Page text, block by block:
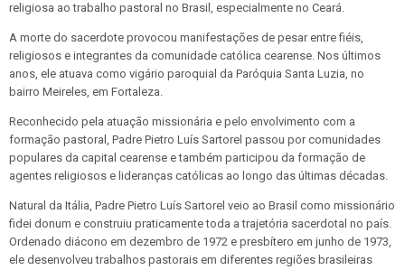
religiosa ao trabalho pastoral no Brasil, especialmente no Ceará.
A morte do sacerdote provocou manifestações de pesar entre fiéis,
religiosos e integrantes da comunidade católica cearense. Nos últimos
anos, ele atuava como vigário paroquial da Paróquia Santa Luzia, no
bairro Meireles, em Fortaleza.
Reconhecido pela atuação missionária e pelo envolvimento com a
formação pastoral, Padre Pietro Luís Sartorel passou por comunidades
populares da capital cearense e também participou da formação de
agentes religiosos e lideranças católicas ao longo das últimas décadas.
Natural da Itália, Padre Pietro Luís Sartorel veio ao Brasil como missionário
fidei donum e construiu praticamente toda a trajetória sacerdotal no país.
Ordenado diácono em dezembro de 1972 e presbítero em junho de 1973,
ele desenvolveu trabalhos pastorais em diferentes regiões brasileiras